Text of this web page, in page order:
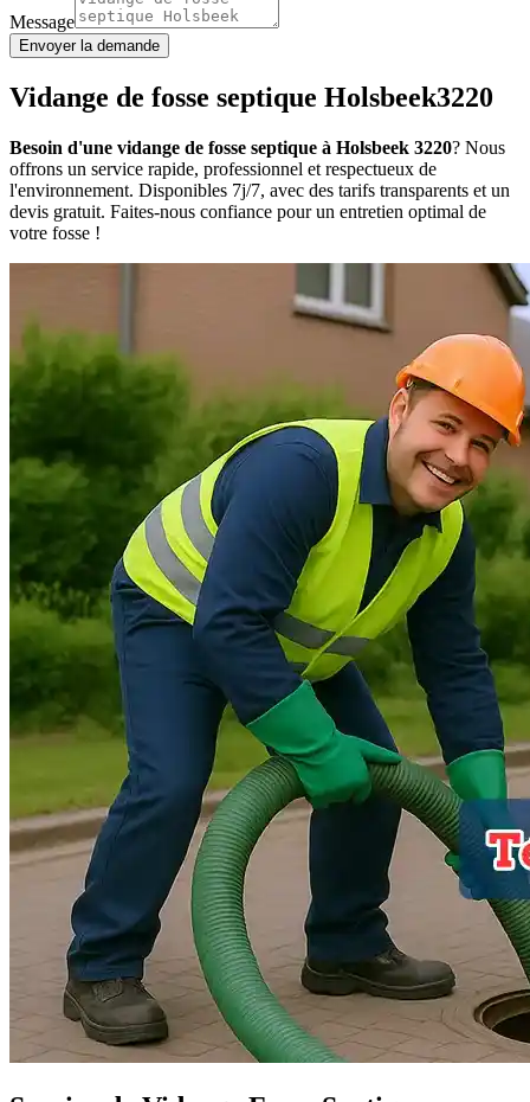
Message
Envoyer la demande
Vidange de fosse septique Holsbeek3220
Besoin d'une vidange de fosse septique à Holsbeek 3220? Nous
offrons un service rapide, professionnel et respectueux de
l'environnement. Disponibles 7j/7, avec des tarifs transparents et un
devis gratuit. Faites-nous confiance pour un entretien optimal de
votre fosse !